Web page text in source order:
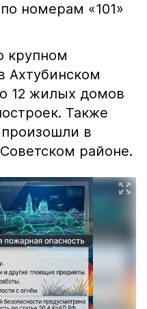
номерам «101»
крупном
Ахтубинском
12 жилых домов
Также
произошли в
районе.